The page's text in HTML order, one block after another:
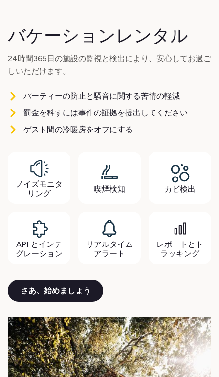
バケーションレンタル
24時間365日の施設の監視と検出により、安心してお過ご
しいただけます。
パーティーの防止と騒音に関する苦情の軽減
罰金を科すには事件の証拠を提出してください
ゲスト間の冷暖房をオフにする
ノイズモニタ
リング
喫煙検知 カビ検出
API とインテ
グレーション
リアルタイム
アラート
レポートとト
ラッキング
さあ、始めましょう